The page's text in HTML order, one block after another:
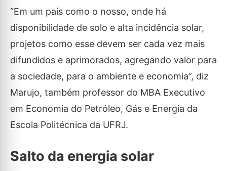
“Em um país como o nosso, onde há
disponibilidade de solo e alta incidência solar,
projetos como esse devem ser cada vez mais
difundidos e aprimorados, agregando valor para
a sociedade, para o ambiente e economia”, diz
Marujo, também professor do MBA Executivo
em Economia do Petróleo, Gás e Energia da
Escola Politécnica da UFRJ.
Salto da energia solar